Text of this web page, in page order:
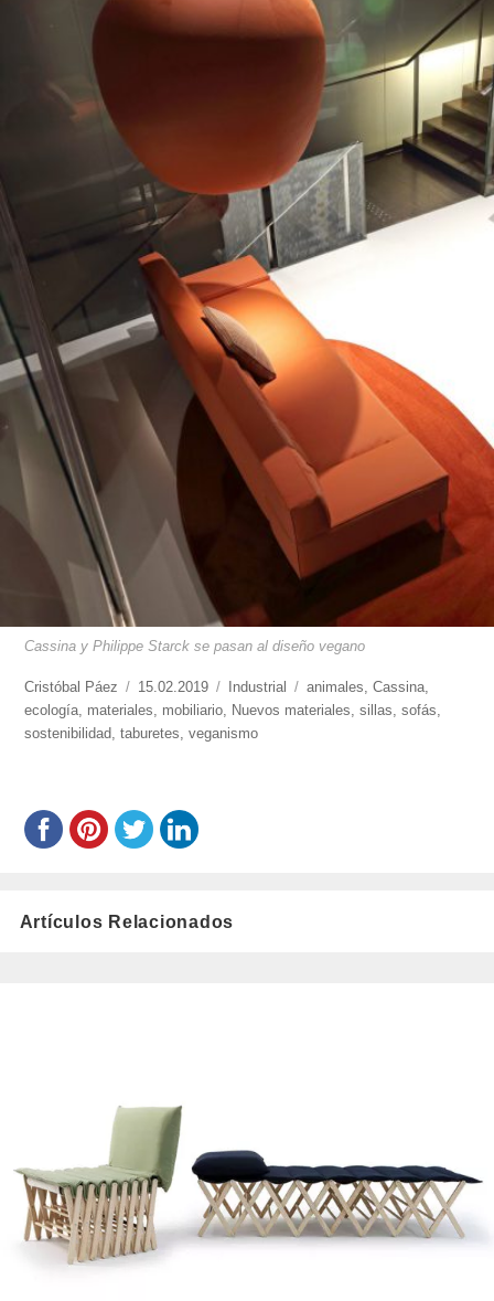
Cassina y Philippe Starck se pasan al diseño vegano
https://www.experimenta.es/author/cristobal-
paez/
Cristóbal Páez
Publicado
el
15.02.2019 Categorías
Industrial Etiquetas
animales ,Cassina
ecología materiales mobiliario Nuevos materiales ,sillas ,sofás
sostenibilidad ,taburetes ,veganismo
Artículos Relacionados